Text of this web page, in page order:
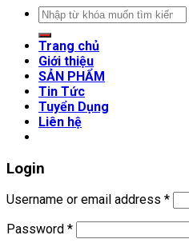
Search
for:
Trang chủ
Giới thiệu
SẢN PHẨM
Tin Tức
Tuyển Dụng
Liên hệ
Login
Username or email address *
Password *